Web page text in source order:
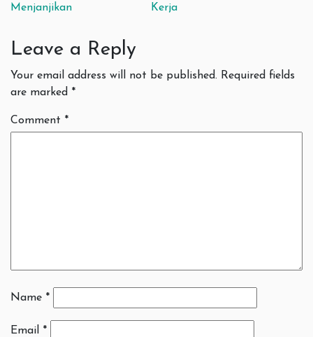
Menjanjikan
Kerja
Leave a Reply
Your email address will not be published. Required fields
are marked *
Comment *
Name *
Email *